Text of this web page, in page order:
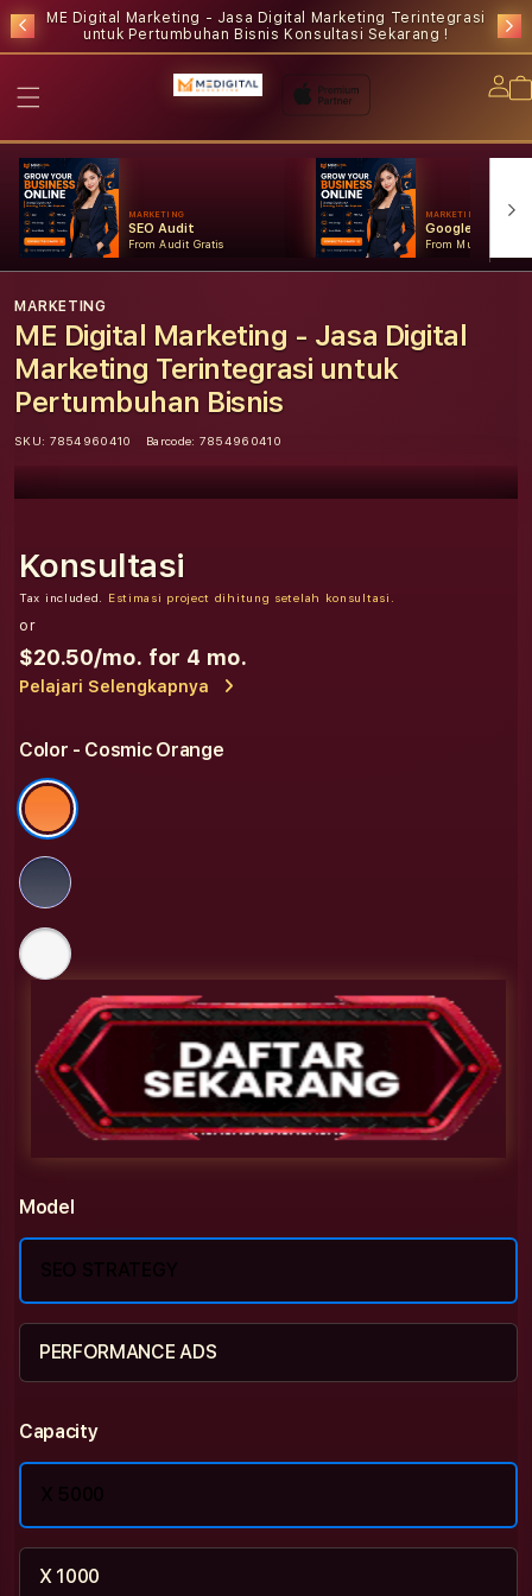
ME Digital Marketing - Jasa Digital Marketing Terintegrasi
untuk Pertumbuhan Bisnis Konsultasi Sekarang !
MARKETING
SEO Audit
From Audit Gratis
MARKETING
Google Ads
From Mulai
MARKETING
ME Digital Marketing - Jasa Digital
Marketing Terintegrasi untuk
Pertumbuhan Bisnis
SKU: 7854960410 Barcode: 7854960410
Konsultasi
Tax included. Estimasi project dihitung setelah konsultasi.
or
$20.50/mo. for 4 mo.
Pelajari Selengkapnya
Color - Cosmic Orange
Model
SEO STRATEGY
PERFORMANCE ADS
Capacity
X 5000
X 1000